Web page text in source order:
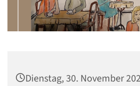
Dienstag, 30. November